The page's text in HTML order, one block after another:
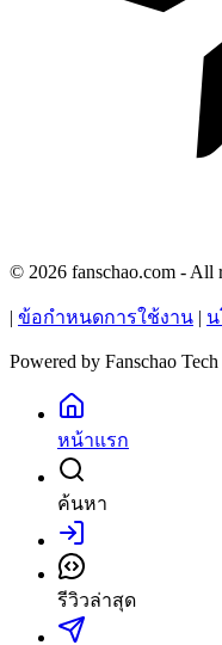
© 2026 fanschao.com - All
ข้อกำหนดการใช้งาน
Powered by Fanschao Tech
หน้าแรก
ค้นหา
เข้าสู่ระบบ
รีวิวล่าสุด